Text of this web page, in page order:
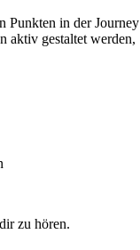
Punkten in der Journey
aktiv gestaltet werden,
zu hören.